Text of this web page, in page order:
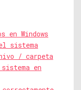
en Windows
sistema
/ carpeta
en